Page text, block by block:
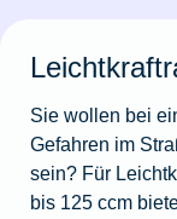
Sie wollen bei
Gefahren im
sein? Für
bis 125 ccm